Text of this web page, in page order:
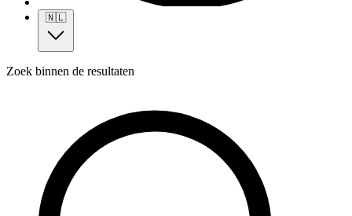
🇳🇱
Zoek binnen de resultaten